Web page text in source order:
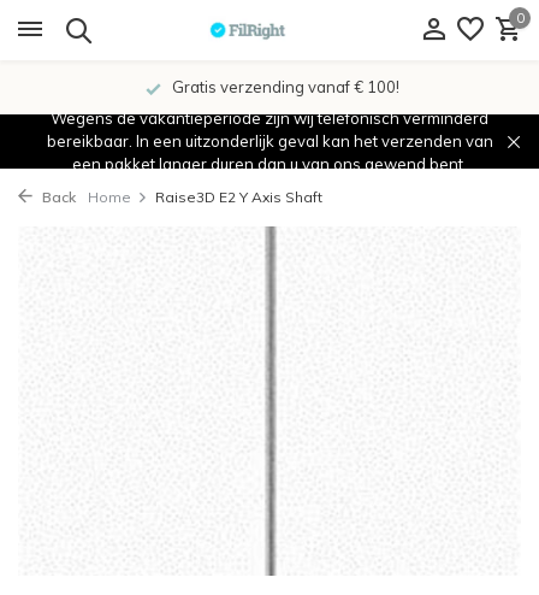
0
Gratis verzending vanaf € 100!
Wegens de vakantieperiode zijn wij telefonisch verminderd
bereikbaar. In een uitzonderlijk geval kan het verzenden van
een pakket langer duren dan u van ons gewend bent.
Back Home Raise3D E2 Y Axis Shaft